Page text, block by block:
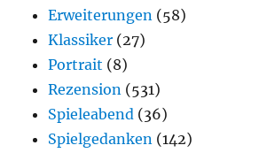
Erweiterungen (58)
Klassiker (27)
Portrait (8)
Rezension (531)
Spieleabend (36)
Spielgedanken (142)